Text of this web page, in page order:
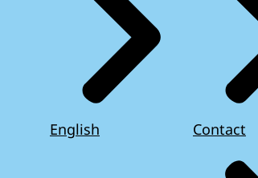
English Contact